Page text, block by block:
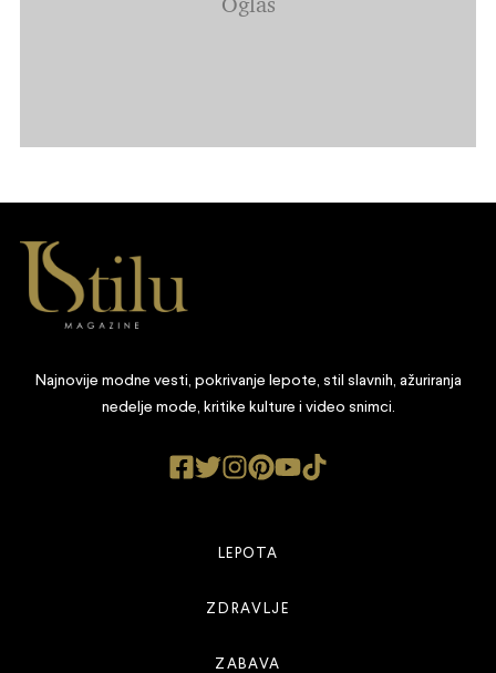
Najnovije modne vesti, pokrivanje lepote, stil slavnih, ažuriranja
nedelje mode, kritike kulture i video snimci.
LEPOTA
ZDRAVLJE
ZABAVA